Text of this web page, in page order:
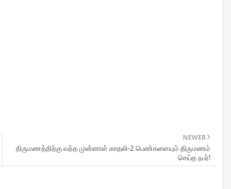
NEWER
திருமணத்திற்கு வந்த முன்னாள் காதலி-2 பெண்களையும் திருமணம்
செய்த நபர்!